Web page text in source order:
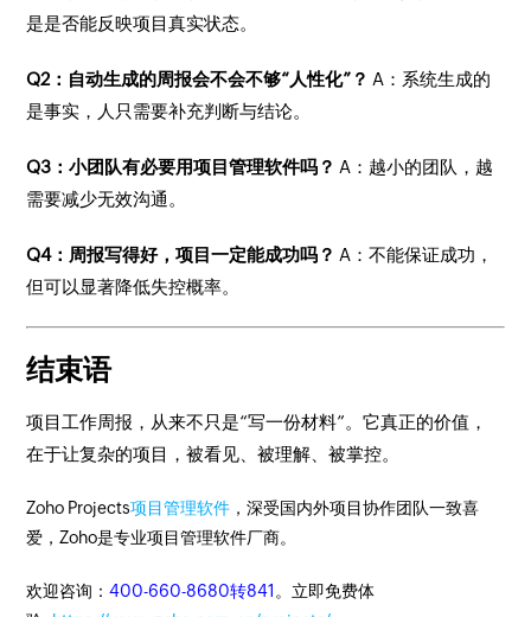
是是否能反映项目真实状态。
Q2：自动生成的周报会不会不够“人性化”？ A：系统生成的
是事实，人只需要补充判断与结论。
Q3：小团队有必要用项目管理软件吗？ A：越小的团队，越
需要减少无效沟通。
Q4：周报写得好，项目一定能成功吗？ A：不能保证成功，
但可以显著降低失控概率。
结束语
项目工作周报，从来不只是“写一份材料”。它真正的价值，
在于让复杂的项目，被看见、被理解、被掌控。
Zoho Projects项目管理软件 ，深受国内外项目协作团队一致喜
爱，Zoho是专业项目管理软件厂商。
欢迎咨询：400-660-8680转841 。立即免费体